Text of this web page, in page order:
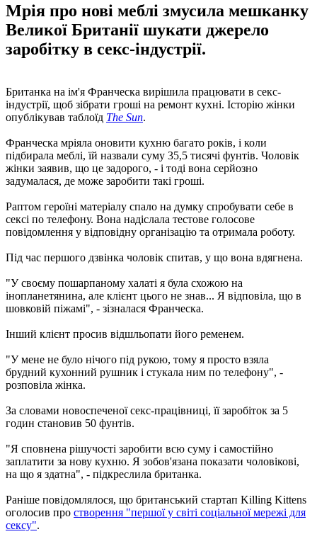
Мрія про нові меблі змусила мешканку
Великої Британії шукати джерело
заробітку в секс-індустрії.
Британка на ім'я Франческа вирішила працювати в секс-
індустрії, щоб зібрати гроші на ремонт кухні. Історію жінки
опублікував таблоїд The ​​Sun.
Франческа мріяла оновити кухню багато років, і коли
підбирала меблі, їй назвали суму 35,5 тисячі фунтів. Чоловік
жінки заявив, що це задорого, - і тоді вона серйозно
задумалася, де може заробити такі гроші.
Раптом героїні матеріалу спало на думку спробувати себе в
сексі по телефону. Вона надіслала тестове голосове
повідомлення у відповідну організацію та отримала роботу.
Під час першого дзвінка чоловік спитав, у що вона вдягнена.
"У своєму пошарпаному халаті я була схожою на
інопланетянина, але клієнт цього не знав... Я відповіла, що в
шовковій піжамі", - зізналася Франческа.
Інший клієнт просив відшльопати його ременем.
"У мене не було нічого під рукою, тому я просто взяла
брудний кухонний рушник і стукала ним по телефону", -
розповіла жінка.
За словами новоспеченої секс-працівниці, її заробіток за 5
годин становив 50 фунтів.
"Я сповнена рішучості заробити всю суму і самостійно
заплатити за нову кухню. Я зобов'язана показати чоловікові,
на що я здатна", - підкреслила британка.
Раніше повідомлялося, що британський стартап Killing Kittens
оголосив про створення "першої у світі соціальної мережі для
сексу".